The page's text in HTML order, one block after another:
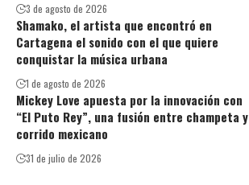
3 de agosto de 2026
Shamako, el artista que encontró en
Cartagena el sonido con el que quiere
conquistar la música urbana
1 de agosto de 2026
Mickey Love apuesta por la innovación con
“El Puto Rey”, una fusión entre champeta y
corrido mexicano
31 de julio de 2026